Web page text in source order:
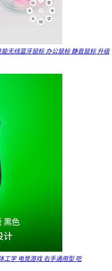
能无线蓝牙鼠标 办公鼠标 静音鼠标 升级
工学 电竞游戏 右手通用型 吃